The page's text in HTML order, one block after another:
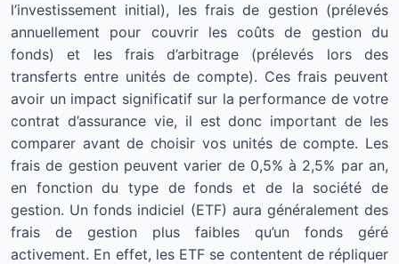
l’investissement initial), les frais de gestion (prélevés
annuellement pour couvrir les coûts de gestion du
fonds) et les frais d’arbitrage (prélevés lors des
transferts entre unités de compte). Ces frais peuvent
avoir un impact significatif sur la performance de votre
contrat d’assurance vie, il est donc important de les
comparer avant de choisir vos unités de compte. Les
frais de gestion peuvent varier de 0,5% à 2,5% par an,
en fonction du type de fonds et de la société de
gestion. Un fonds indiciel (ETF) aura généralement des
frais de gestion plus faibles qu’un fonds géré
activement. En effet, les ETF se contentent de répliquer